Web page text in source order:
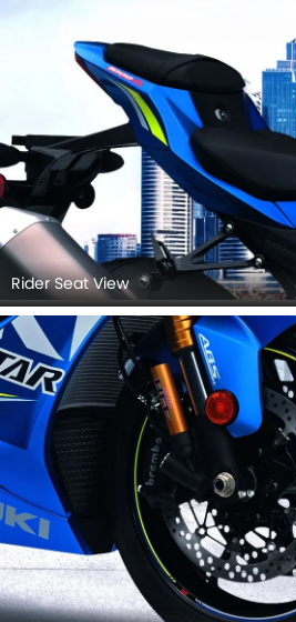
Rider Seat View